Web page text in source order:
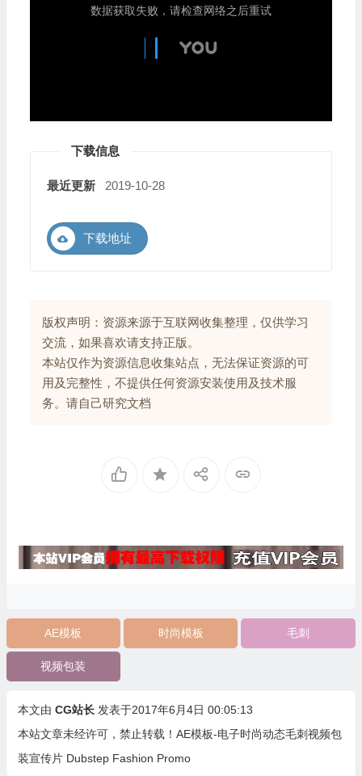
下载信息
最近更新 2019-10-28
下载地址
版权声明：资源来源于互联网收集整理，仅供学习
交流，如果喜欢请支持正版。
本站仅作为资源信息收集站点，无法保证资源的可
用及完整性，不提供任何资源安装使用及技术服
务。请自己研究文档
AE模板 时尚模板 毛刺
视频包装
本文由 CG站长 发表于2017年6月4日 00:05:13
本站文章未经许可，禁止转载！ AE模板-电子时尚动态毛刺视频包
装宣传片 Dubstep Fashion Promo